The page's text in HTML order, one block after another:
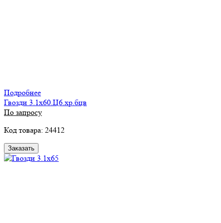
Подробнее
Гвозди 3.1х60.Ц6.хр.бцв
По запросу
Код товара: 24412
Заказать